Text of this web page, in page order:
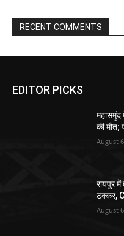
RECENT COMMENTS
EDITOR PICKS
महासमुंद
की मौत;
August
रायपुर
टक्कर,
August